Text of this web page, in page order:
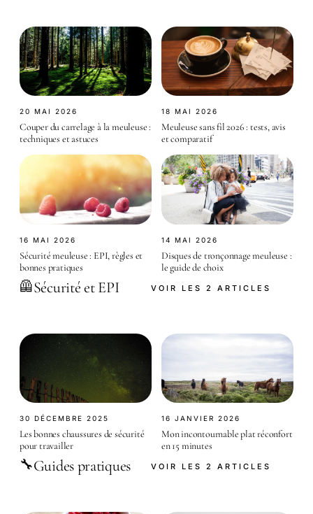
20 MAI 2026
Couper du carrelage à la meuleuse :
techniques et astuces
18 MAI 2026
Meuleuse sans fil 2026 : tests, avis
et comparatif
16 MAI 2026
Sécurité meuleuse : EPI, règles et
bonnes pratiques
14 MAI 2026
Disques de tronçonnage meuleuse :
le guide de choix
🦺Sécurité et EPI VOIR LES 2 ARTICLES
30 DÉCEMBRE 2025
Les bonnes chaussures de sécurité
pour travailler
16 JANVIER 2026
Mon incontournable plat réconfort
en 15 minutes
🔧Guides pratiques VOIR LES 2 ARTICLES